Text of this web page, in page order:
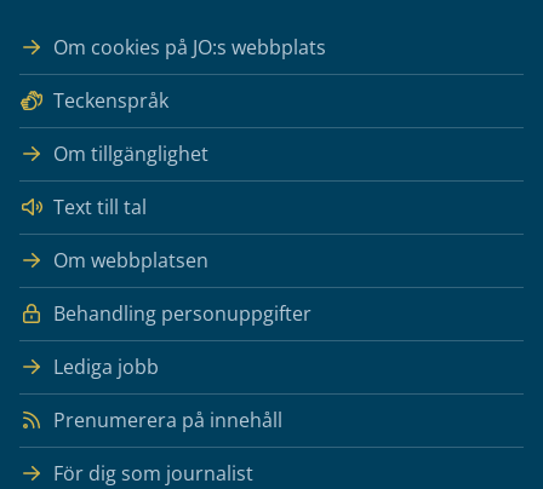
Om cookies på JO:s webbplats
Teckenspråk
Om tillgänglighet
Text till tal
Om webbplatsen
Behandling personuppgifter
Lediga jobb
Prenumerera på innehåll
För dig som journalist